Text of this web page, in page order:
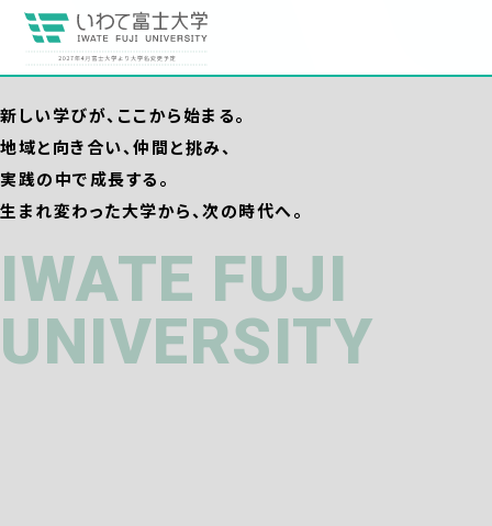
新しい学びが、ここから始まる。
地域と向き合い、仲間と挑み、
実践の中で成長する。
生まれ変わった大学から、次の時代へ。
IWATE FUJI
UNIVERSITY